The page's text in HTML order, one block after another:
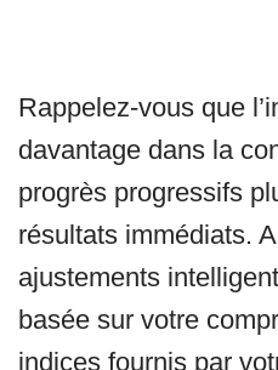
Rappelez-vous que
davantage dans la
progrès progressifs
résultats immédiats.
ajustements
basée sur votre
indices fournis par